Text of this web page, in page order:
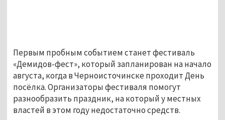
Первым пробным событием станет фестиваль
«Демидов-фест», который запланирован на начало
августа, когда в Черноисточинске проходит День
посёлка. Организаторы фестиваля помогут
разнообразить праздник, на который у местных
властей в этом году недостаточно средств.